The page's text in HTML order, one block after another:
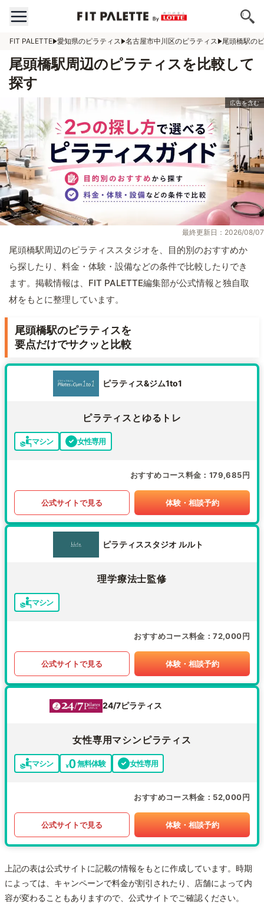
FIT PALETTE 愛知県のピラティス 名古屋市中川区のピラティス 尾頭橋駅の
尾頭橋駅周辺のピラティスを比較して
探す
最終更新日：2026/08/07
尾頭橋駅周辺のピラティススタジオを、目的別のおすすめか
ら探したり、料金・体験・設備などの条件で比較したりでき
ます。掲載情報は、FIT PALETTE編集部が公式情報と独自取
材をもとに整理しています。
尾頭橋駅のピラティスを
要点だけでサクッと比較
ピラティス&ジム1to1
ピラティスとゆるトレ
マシン 女性専用
おすすめコース料金 179,685円
公式サイトで見る 体験・相談予約
ピラティススタジオ ルルト
理学療法士監修
マシン
おすすめコース料金 72,000円
公式サイトで見る 体験・相談予約
24/7ピラティス
女性専用マシンピラティス
マシン 無料体験 女性専用
おすすめコース料金 52,000円
公式サイトで見る 体験・相談予約
上記の表は公式サイトに記載の情報をもとに作成しています。時期
によっては、キャンペーンで料金が割引されたり、店舗によって内
容が変わることもありますので、公式サイトでご確認ください。